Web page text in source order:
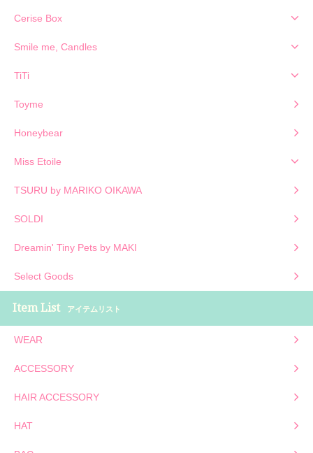
Cerise Box
Smile me, Candles
TiTi
Toyme
Honeybear
Miss Etoile
TSURU by MARIKO OIKAWA
SOLDI
Dreamin' Tiny Pets by MAKI
Select Goods
Item List アイテムリスト
WEAR
ACCESSORY
HAIR ACCESSORY
HAT